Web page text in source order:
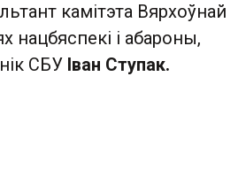
камітэта Вярхоўнай
нацбяспекі і абароны,
СБУ Іван Ступак.